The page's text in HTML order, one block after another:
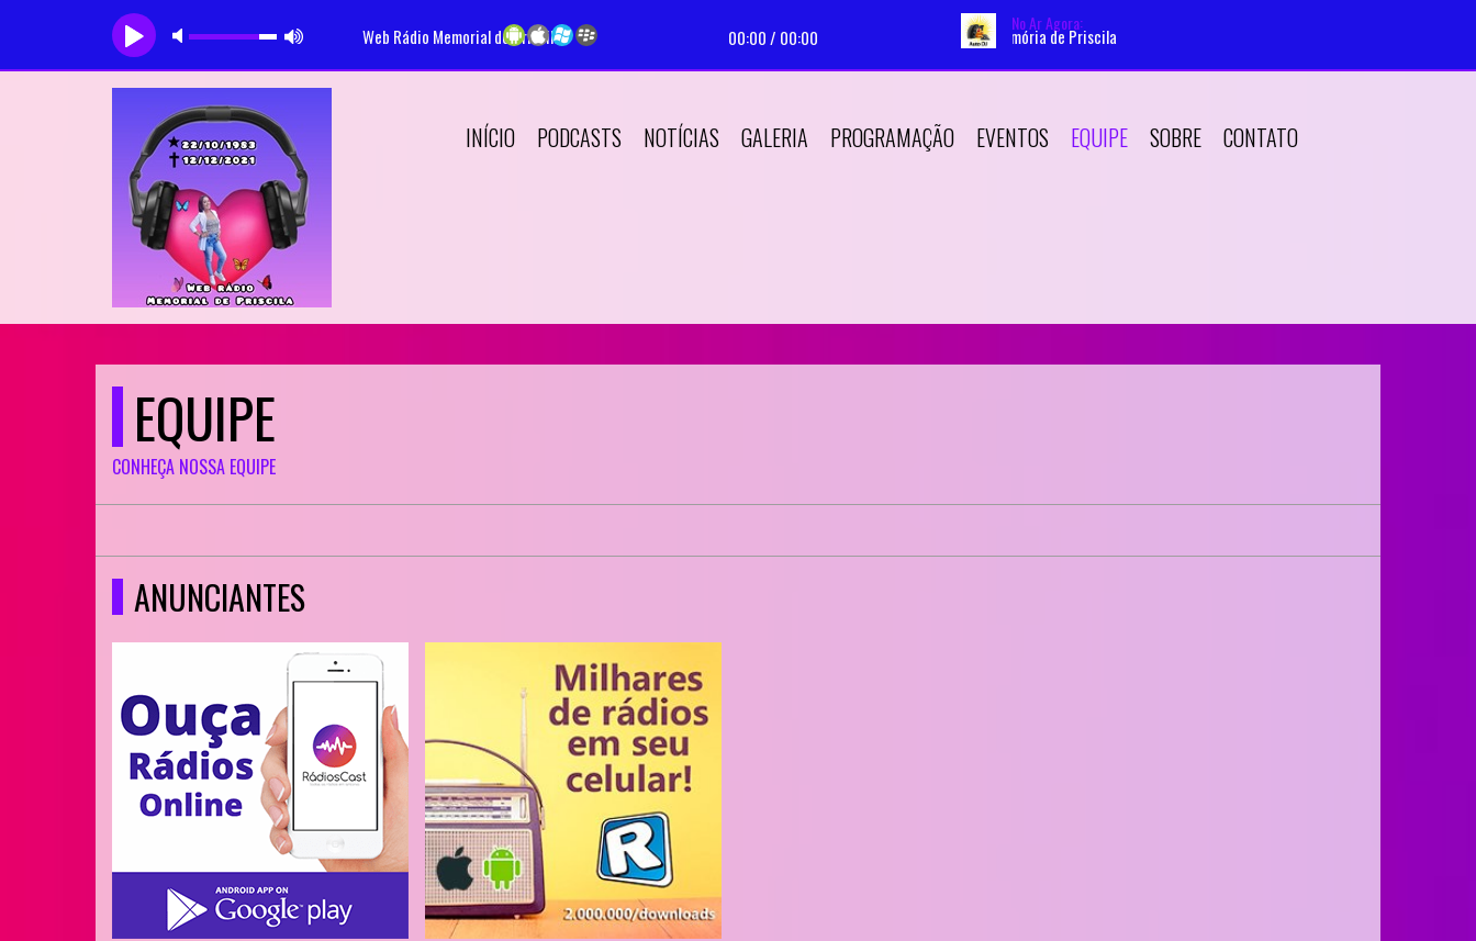
Web Rádio Memorial de Priscila 00:00/ 00:00
No Ar Agora:
Tocando agora:|Apresentador: Web Rádio Memorial de Priscila | Em Memória de Priscila
INÍCIO PODCASTS NOTÍCIAS GALERIA PROGRAMAÇÃO EVENTOS EQUIPE SOBRE CONTATO
EQUIPE
CONHEÇA NOSSA EQUIPE
ANUNCIANTES